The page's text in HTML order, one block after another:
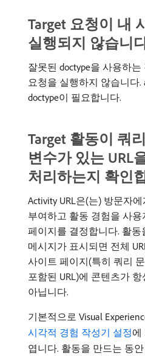
Target 요청이 내
실행되지 않습니
잘못된 doctype을 사용하는
요청을 실행하지 않습니다.
doctype이 필요합니다.
Target 활동이 쿼
변수가 있는 URL
처리하는지 확인
Activity URL은(는) 방문자
부여하고 활동 경험을 사
페이지를 결정합니다. 활동
메시지가 표시되면 전체
사이트 페이지(특히 쿼리
포함된 URL)에 콘텐츠가
아닙니다.
기본적으로 Visual
시각적 경험 작성기 설정에
엽니다. 활동을 만드는 동